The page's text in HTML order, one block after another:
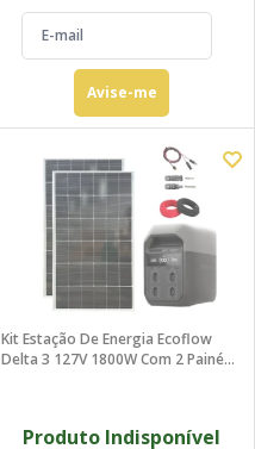
Avise-me
Kit Estação De Energia Ecoflow
Delta 3 127V 1800W Com 2 Painéis
Produto Indisponível